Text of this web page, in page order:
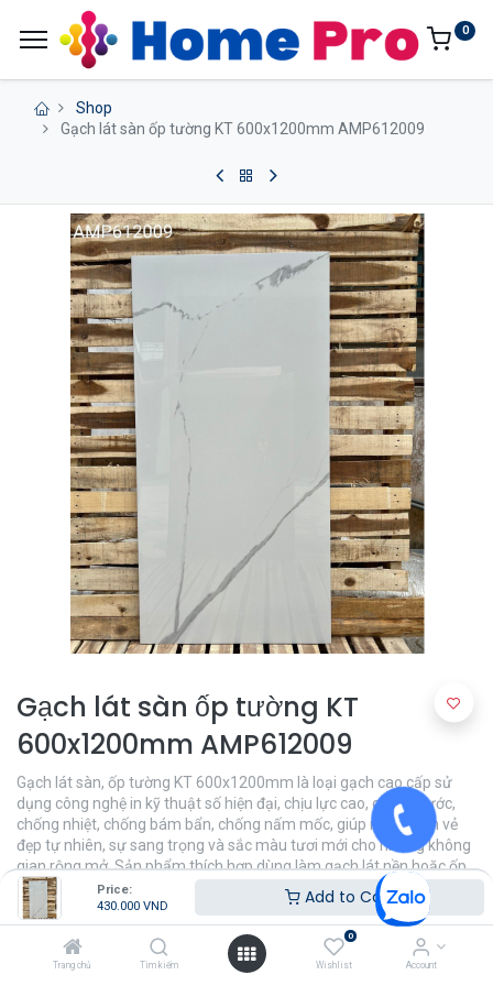
Price:
430.000 VND Add to Cart
Trang chủ Tìm kiếm
0
Wishlist Account
0
Shop
Gạch lát sàn ốp tường KT 600x1200mm AMP612009
Gạch lát sàn ốp tường KT
600x1200mm AMP612009
Gạch lát sàn, ốp tường KT 600x1200mm là loại gạch cao cấp sử
dụng công nghệ in kỹ thuật số hiện đại, chịu lực cao, chống xước,
chống nhiệt, chống bám bẩn, chống nấm mốc, giúp mang đến vẻ
đẹp tự nhiên, sự sang trọng và sắc màu tươi mới cho những không
gian rộng mở. Sản phẩm thích hợp dùng làm gạch lát nền hoặc ốp
tường trong các không gian phòng khách, phòng tắm, phòng ngủ,...
430.000VND